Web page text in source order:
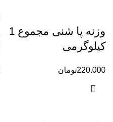
وزنه پا شنی مجموع 1
کیلوگرمی
تومان220.000